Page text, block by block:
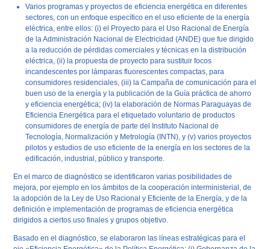
Varios programas y proyectos de eficiencia energética en diferentes
sectores, con un enfoque específico en el uso eficiente de la energía
eléctrica, entre ellos: (i) el Proyecto para el Uso Racional de Energía
de la Administración Nacional de Electricidad (ANDE) que fue dirigido
a la reducción de pérdidas comerciales y técnicas en la distribución
eléctrica, (ii) la propuesta de proyecto para sustituir focos
incandescentes por lámparas fluorescentes compactas, para
consumidores residenciales, (iii) la Campaña de comunicación para el
buen uso de la energía y la publicación de la Guía práctica de ahorro
y eficiencia energética; (iv) la elaboración de Normas Paraguayas de
Eficiencia Energética para el etiquetado voluntario de productos
consumidores de energía de parte del Instituto Nacional de
Tecnología, Normalización y Metrología (INTN), y (v) varios proyectos
pilotos y estudios de uso eficiente de la energía en los sectores de la
edificación, industrial, público y transporte.
En el marco de diagnóstico se identificaron varias posibilidades de
mejora, por ejemplo en los ámbitos de la cooperación interministerial, de
la adopción de la Ley de Uso Racional y Eficiente de la Energía, y de la
definición e implementación de programas de eficiencia energética
dirigidos a ciertos uso finales y grupos objetivo.
Basado en el diagnóstico, se elaboraron las líneas estratégicas para el